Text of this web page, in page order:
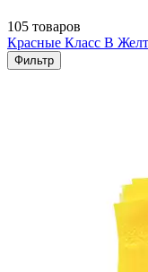
105 товаров
Красные Класс В
Фильтр